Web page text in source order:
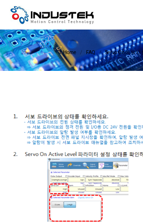
You are here:
Home FAQ Servo On이 되지